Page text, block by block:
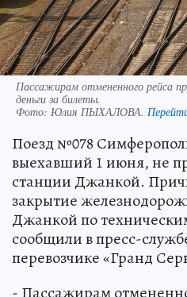
Пассажирам отмененного рейса
деньги за билеты.
Фото: Юлия ПЫХАЛОВА.
Поезд №078
выехавший 1 июня, не
станции Джанкой.
закрытие
Джанкой по
сообщили в пресс-
перевозчике «Гранд
- Пассажирам